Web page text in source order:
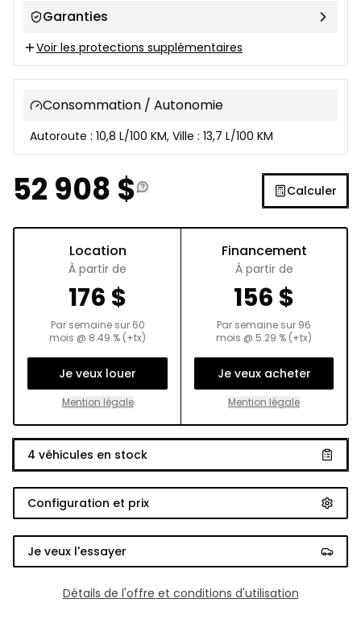
Garanties
Voir les protections supplémentaires
Consommation / Autonomie
Autoroute : 10,8 L/100 KM, Ville : 13,7 L/100 KM
52 908 $ Calculer
Location
À partir de
176 $
Par semaine sur 60
mois @ 8.49 % (+tx)
Je veux louer
Mention légale
Financement
À partir de
156 $
Par semaine sur 96
mois @ 5.29 % (+tx)
Je veux acheter
Mention légale
4 véhicules en stock
Configuration et prix
Je veux l'essayer
Détails de l'offre et conditions d'utilisation